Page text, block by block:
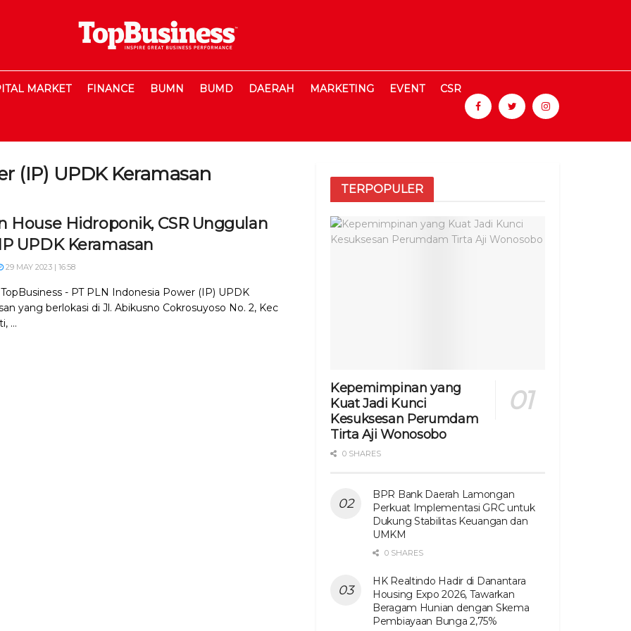
MARKET FINANCE BUMN BUMD DAERAH MARKETING EVENT CSR
(IP) UPDK Keramasan
House Hidroponik, CSR Unggulan
UPDK Keramasan
29 MAY 2023 | 16:58
- PT PLN Indonesia Power (IP) UPDK
yang berlokasi di Jl. Abikusno Cokrosuyoso No. 2, Kec
...
TERPOPULER
Kepemimpinan yang
Kuat Jadi Kunci
Kesuksesan Perumdam
Tirta Aji Wonosobo
0 SHARES
BPR Bank Daerah Lamongan
Perkuat Implementasi GRC untuk
Dukung Stabilitas Keuangan dan
UMKM
0 SHARES
HK Realtindo Hadir di Danantara
Housing Expo 2026, Tawarkan
Beragam Hunian dengan Skema
Pembiayaan Bunga 2,75%